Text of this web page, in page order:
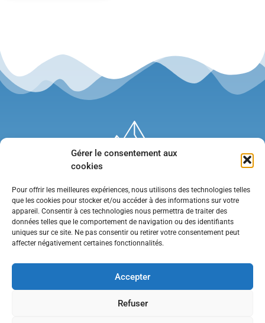
Gérer le consentement aux
cookies
Pour offrir les meilleures expériences, nous utilisons des technologies telles
que les cookies pour stocker et/ou accéder à des informations sur votre
appareil. Consentir à ces technologies nous permettra de traiter des
données telles que le comportement de navigation ou des identifiants
uniques sur ce site. Ne pas consentir ou retirer votre consentement peut
affecter négativement certaines fonctionnalités.
Accepter
Refuser
•Contact